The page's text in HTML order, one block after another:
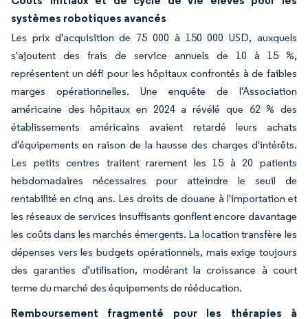
systèmes robotiques avancés
Les prix d'acquisition de 75 000 à 150 000 USD, auxquels
s'ajoutent des frais de service annuels de 10 à 15 %,
représentent un défi pour les hôpitaux confrontés à de faibles
marges opérationnelles. Une enquête de l'Association
américaine des hôpitaux en 2024 a révélé que 62 % des
établissements américains avaient retardé leurs achats
d'équipements en raison de la hausse des charges d'intérêts.
Les petits centres traitent rarement les 15 à 20 patients
hebdomadaires nécessaires pour atteindre le seuil de
rentabilité en cinq ans. Les droits de douane à l'importation et
les réseaux de services insuffisants gonflent encore davantage
les coûts dans les marchés émergents. La location transfère les
dépenses vers les budgets opérationnels, mais exige toujours
des garanties d'utilisation, modérant la croissance à court
terme du marché des équipements de rééducation.
Remboursement fragmenté pour les thérapies à